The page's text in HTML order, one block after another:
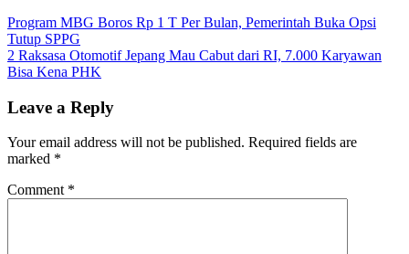
Post
navigation
Program MBG Boros Rp 1 T Per Bulan, Pemerintah Buka Opsi
Tutup SPPG
2 Raksasa Otomotif Jepang Mau Cabut dari RI, 7.000 Karyawan
Bisa Kena PHK
Leave a Reply
Your email address will not be published. Required fields are
marked *
Comment *